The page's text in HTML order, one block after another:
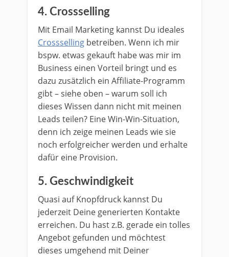
4. Crossselling
Mit Email Marketing kannst Du ideales
Crossselling betreiben. Wenn ich mir
bspw. etwas gekauft habe was mir im
Business einen Vorteil bringt und es
dazu zusätzlich ein Affiliate-Programm
gibt – siehe oben – warum soll ich
dieses Wissen dann nicht mit meinen
Leads teilen? Eine Win-Win-Situation,
denn ich zeige meinen Leads wie sie
noch erfolgreicher werden und erhalte
dafür eine Provision.
5. Geschwindigkeit
Quasi auf Knopfdruck kannst Du
jederzeit Deine generierten Kontakte
erreichen. Du hast z.B. gerade ein tolles
Angebot gefunden und möchtest
dieses umgehend mit Deiner